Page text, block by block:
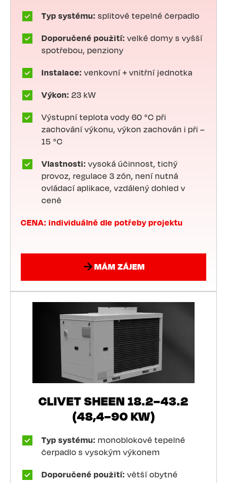
Typ systému: splitové tepelné čerpadlo
Doporučené použití: velké domy s vyšší
spotřebou, penziony
Instalace: venkovní + vnitřní jednotka
Výkon: 23 kW
Výstupní teplota vody 60 °C při
zachování výkonu, výkon zachován i při –
15 °C
Vlastnosti: vysoká účinnost, tichý
provoz, regulace 3 zón, není nutná
ovládací aplikace, vzdálený dohled v
ceně
CENA: individuálně dle potřeby projektu
MÁM ZÁJEM
CLIVET SHEEN 18.2–43.2
(48,4–90 KW)
Typ systému: monoblokové tepelné
čerpadlo s vysokým výkonem
Doporučené použití: větší obytné